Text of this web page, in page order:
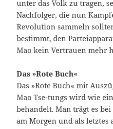
unter das Volk zu tragen,
Nachfolger, die nun
Revolution sammeln
bestimmt, den
Mao kein Vertrauen mehr
Das »Rote Buch«
Das »Rote Buch« mit
Mao Tse-tungs wird wie
behandelt. Man trägt es
am Morgen und als letztes